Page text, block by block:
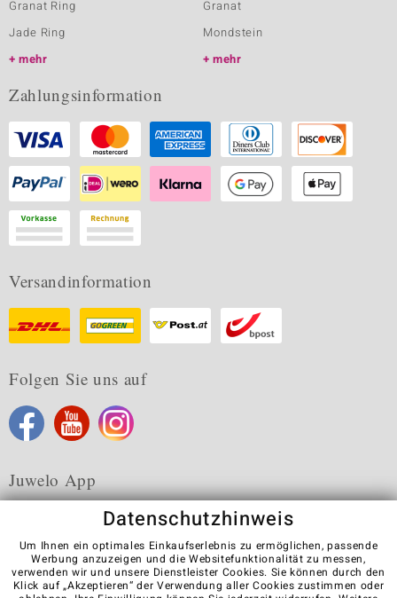
Granat Ring
Jade Ring
mehr
Granat
Mondstein
mehr
Zahlungsinformation
Versandinformation
Folgen Sie uns auf
Juwelo App
Karriere AGB Datenschutz Cookies
Impressum
Kontakt
Vertrag widerrufen
Datenschutzhinweis
Um Ihnen ein optimales Einkaufserlebnis zu ermöglichen, passende
Werbung anzuzeigen und die Websitefunktionalität zu messen,
verwenden wir und unsere Dienstleister Cookies. Sie können durch den
Klick auf „Akzeptieren“ der Verwendung aller Cookies zustimmen oder